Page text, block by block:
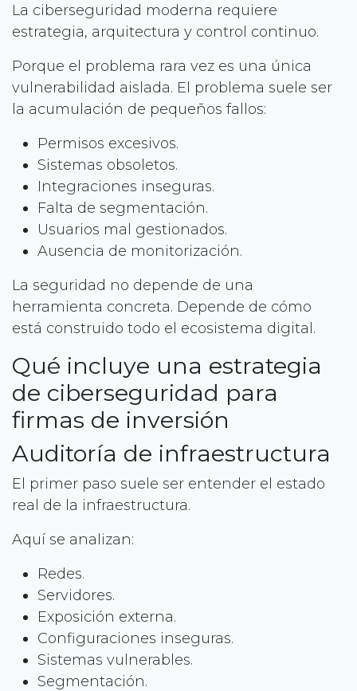
La ciberseguridad moderna requiere
estrategia, arquitectura y control continuo.
Porque el problema rara vez es una única
vulnerabilidad aislada. El problema suele ser
la acumulación de pequeños fallos:
Permisos excesivos.
Sistemas obsoletos.
Integraciones inseguras.
Falta de segmentación.
Usuarios mal gestionados.
Ausencia de monitorización.
La seguridad no depende de una
herramienta concreta. Depende de cómo
está construido todo el ecosistema digital.
Qué incluye una estrategia
de ciberseguridad para
firmas de inversión
Auditoría de infraestructura
El primer paso suele ser entender el estado
real de la infraestructura.
Aquí se analizan:
Redes.
Servidores.
Exposición externa.
Configuraciones inseguras.
Sistemas vulnerables.
Segmentación.